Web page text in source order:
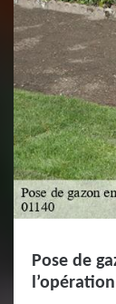
Pose de
l’opération